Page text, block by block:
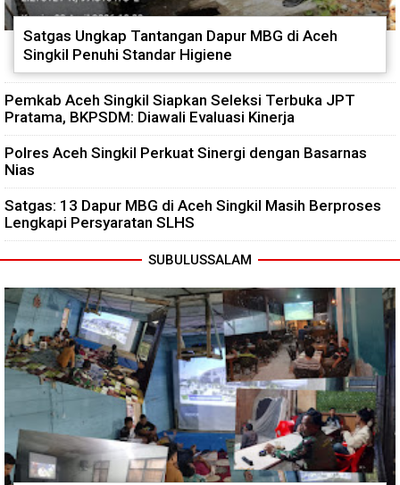
Satgas Ungkap Tantangan Dapur MBG di Aceh
Singkil Penuhi Standar Higiene
Pemkab Aceh Singkil Siapkan Seleksi Terbuka JPT
Pratama, BKPSDM: Diawali Evaluasi Kinerja
Polres Aceh Singkil Perkuat Sinergi dengan Basarnas
Nias
Satgas: 13 Dapur MBG di Aceh Singkil Masih Berproses
Lengkapi Persyaratan SLHS
SUBULUSSALAM